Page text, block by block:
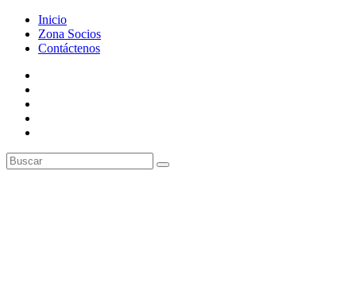
Inicio
Zona Socios
Contáctenos